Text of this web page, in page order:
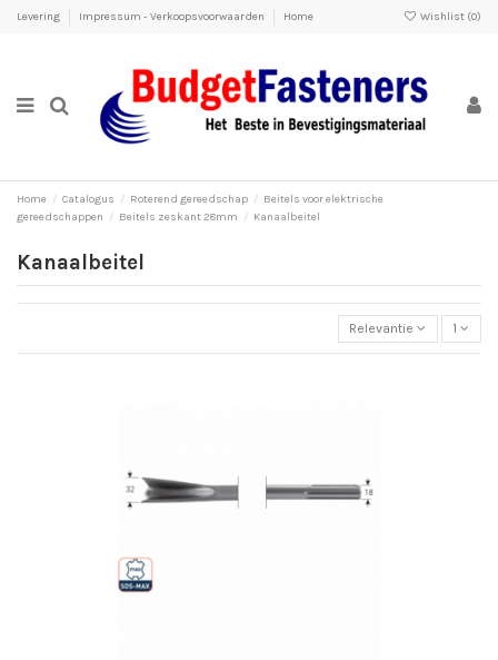
Levering Impressum - Verkoopsvoorwaarden Home Wishlist (0)
Home Catalogus Roterend gereedschap
Beitels voor elektrische
gereedschappen
Beitels zeskant 28mm Kanaalbeitel
Kanaalbeitel
Relevantie 1